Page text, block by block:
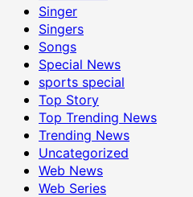
Singer
Singers
Songs
Special News
sports special
Top Story
Top Trending News
Trending News
Uncategorized
Web News
Web Series